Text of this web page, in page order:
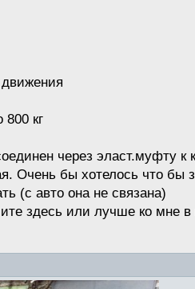
кг
через эласт.муфту
Очень бы хотелось что бы
(с авто она не связана)
здесь или лучше ко мне в